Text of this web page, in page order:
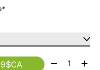
Quantité: